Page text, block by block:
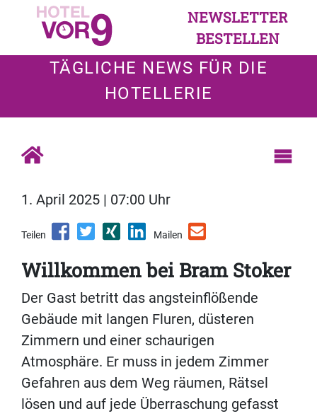
NEWSLETTER
BESTELLEN
TÄGLICHE NEWS FÜR DIE
HOTELLERIE
1. April 2025 | 07:00 Uhr
Teilen Mailen
Willkommen bei Bram Stoker
Der Gast betritt das angsteinflößende
Gebäude mit langen Fluren, düsteren
Zimmern und einer schaurigen
Atmosphäre. Er muss in jedem Zimmer
Gefahren aus dem Weg räumen, Rätsel
lösen und auf jede Überraschung gefasst